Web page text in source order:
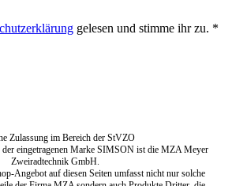
gelesen und stimme ihr zu. *
Zulassung im Bereich der StVZO
der eingetragenen Marke SIMSON ist die MZA Meyer
Zweiradtechnik GmbH.
Angebot auf diesen Seiten umfasst nicht nur solche